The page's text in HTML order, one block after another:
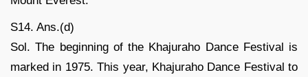
S14. Ans.(d)
Sol. The beginning of the Khajuraho Dance Festival is
marked in 1975. This year, Khajuraho Dance Festival to